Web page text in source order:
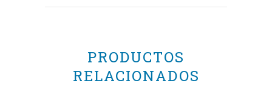
PRODUCTOS
RELACIONADOS